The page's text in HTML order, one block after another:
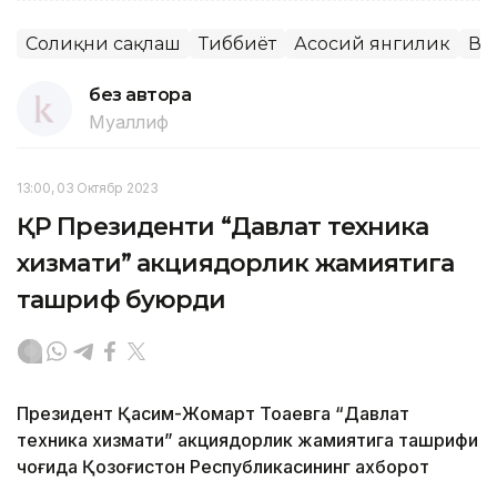
Соғлиқни сақлаш Тиббиёт Асосий янгилик
без автора
Муаллиф
13:00, 03 Октябр 2023
ҚР Президенти “Давлат техника
хизмати” акциядорлик жамиятига
ташриф буюрди
Президент Қасим-Жомарт Тоқаевга “Давлат
техника хизмати” акциядорлик жамиятига ташрифи
чоғида Қозоғистон Республикасининг ахборот